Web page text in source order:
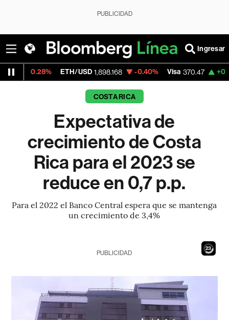
PUBLICIDAD
Ingresar
ETH/USD 1,898.168 -0.40% Visa 370.47 +0.52%
COSTA RICA
Expectativa de
crecimiento de Costa
Rica para el 2023 se
reduce en 0,7 p.p.
Para el 2022 el Banco Central espera que se mantenga
un crecimiento de 3,4%
21
PUBLICIDAD